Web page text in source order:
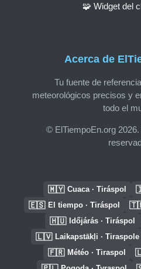
Acerca de
Tu fuente de
meteorológicos precisos y
todo el
© ElTiempoEn.org
🧩 Widget del
🇲🇾 Cuaca · Tiráspol
🇪🇸 El tiempo · Tiráspol
🇭🇺 Időjárás · Tiráspol
🇱🇻 Laikapstākļi · Tiraspole
🇫🇷 Météo · Tiraspol